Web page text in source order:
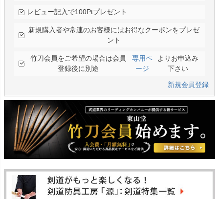
レビュー記入で100Ptプレゼント
新規購入者や常連のお客様にはお得なクーポンをプレゼ
ント
竹刀会員をご希望の場合は会員
登録後に別途
専用ペ
ージ
よりお申込み
下さい
新規会員登録